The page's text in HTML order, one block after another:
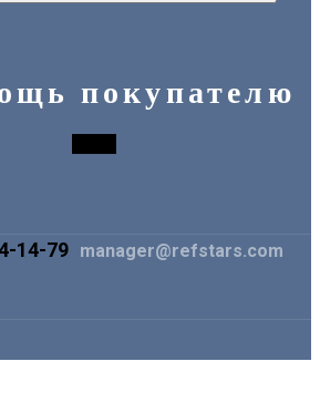
покупателю
14-79 manager@refstars.com